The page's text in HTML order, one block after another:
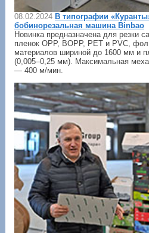
08.02.2024 В типографии
бобинорезальная машина Binbao
Новинка предназначена для резки
пленок OPP, BOPP, PET и PVC,
материалов шириной до 1600 мм и
(0,005–0,25 мм). Максимальная
— 400 м/мин.